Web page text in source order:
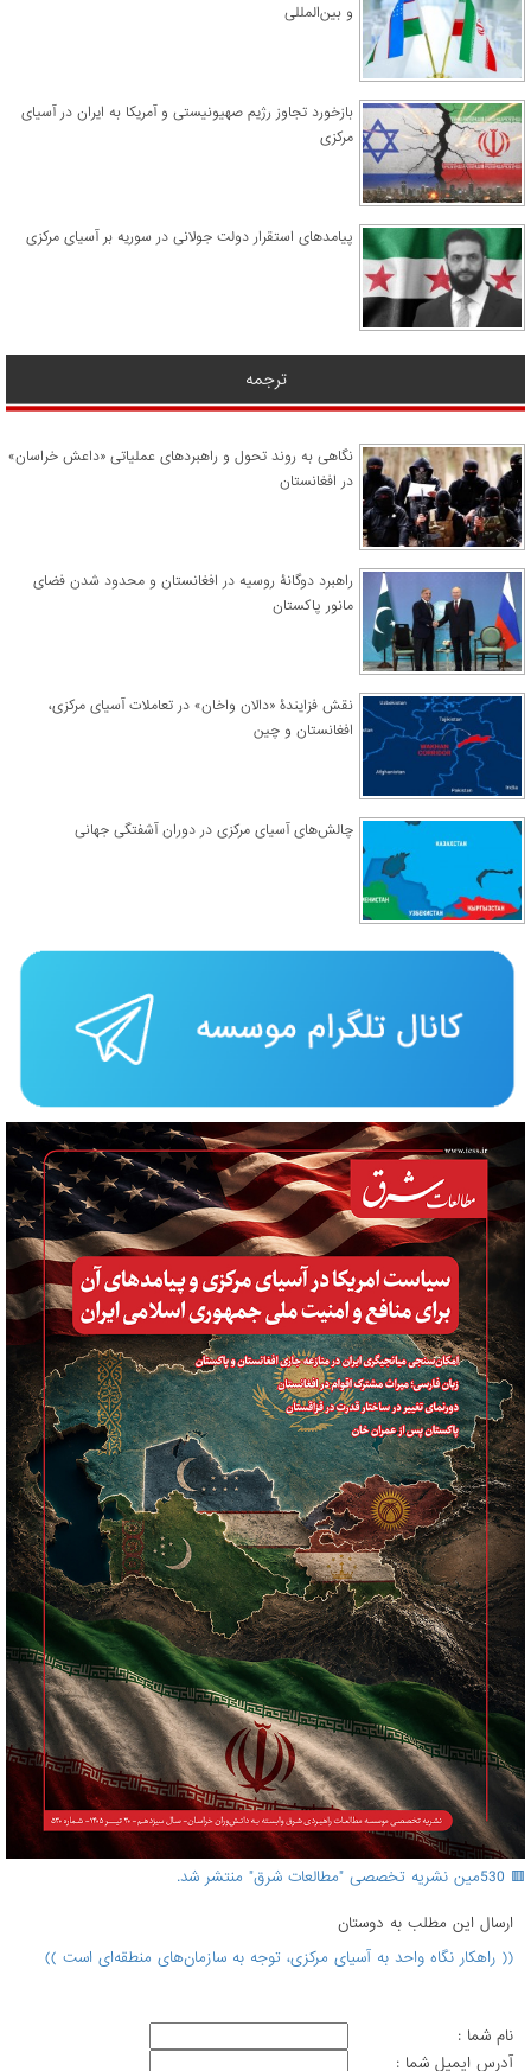
و بین‌المللی
​بازخورد تجاوز رژیم صهیونیستی و آمریکا به ایران در آسیای
مرکزی
پیامدهای استقرار دولت جولانی در سوریه بر آسیای مرکزی
ترجمه
نگاهی به روند تحول و راهبردهای عملیاتی «داعش خراسان»
در افغانستان
راهبرد دوگانۀ روسیه در افغانستان و محدود شدن فضای
مانور پاکستان
نقش فزایندۀ «دالان واخان» در تعاملات آسیای مرکزی،
افغانستان و چین
چالش‌های آسیای مرکزی در دوران آشفتگی جهانی
🟥 530مین نشریه تخصصی "مطالعات شرق" منتشر شد.
ارسال اين مطلب به دوستان
(( راهکار نگاه واحد به آسیای مرکزی، توجه به سازمان‌های منطقه‌ای است ))
نام شما :
آدرس ايميل شما :